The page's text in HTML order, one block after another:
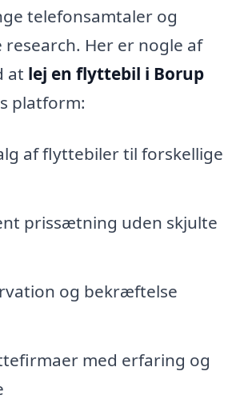
telefonsamtaler og
Her er nogle af
at lej en flyttebil i Borup
platform:
af flyttebiler til forskellige
prissætning uden skjulte
og bekræftelse
med erfaring og